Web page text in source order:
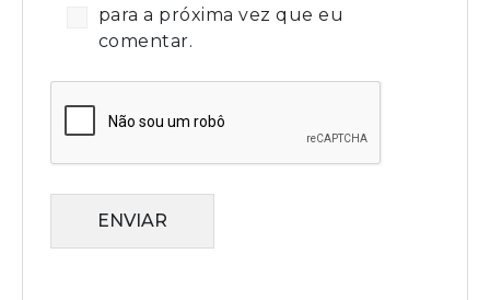
para a próxima vez que eu
comentar.
ENVIAR